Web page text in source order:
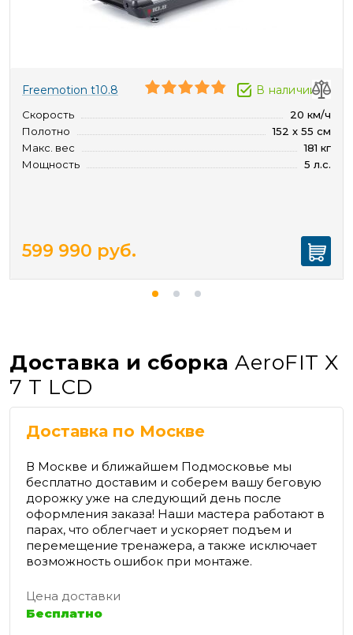
Freemotion t10.8 В наличии
Скорость
20 км/ч
Полотно
152 х 55 см
Макс. вес
181 кг
Мощность
5 л.с.
599 990 руб.
Доставка и сборка AeroFIT X
7 T LCD
Доставка по Москве
В Москве и ближайшем Подмосковье мы
бесплатно доставим и соберем вашу беговую
дорожку уже на следующий день после
оформления заказа! Наши мастера работают в
парах, что облегчает и ускоряет подъем и
перемещение тренажера, а также исключает
возможность ошибок при монтаже.
Цена доставки
Бесплатно